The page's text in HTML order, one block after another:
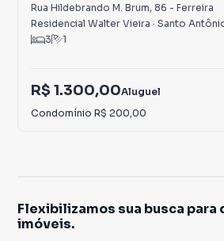
Rua Hildebrando M. Brum, 86 - Ferreira
Residencial Walter Vieira · Santo
3
1
R$ 1.300,00Aluguel
Condomínio R$ 200,00
Flexibilizamos sua busca para
imóveis.